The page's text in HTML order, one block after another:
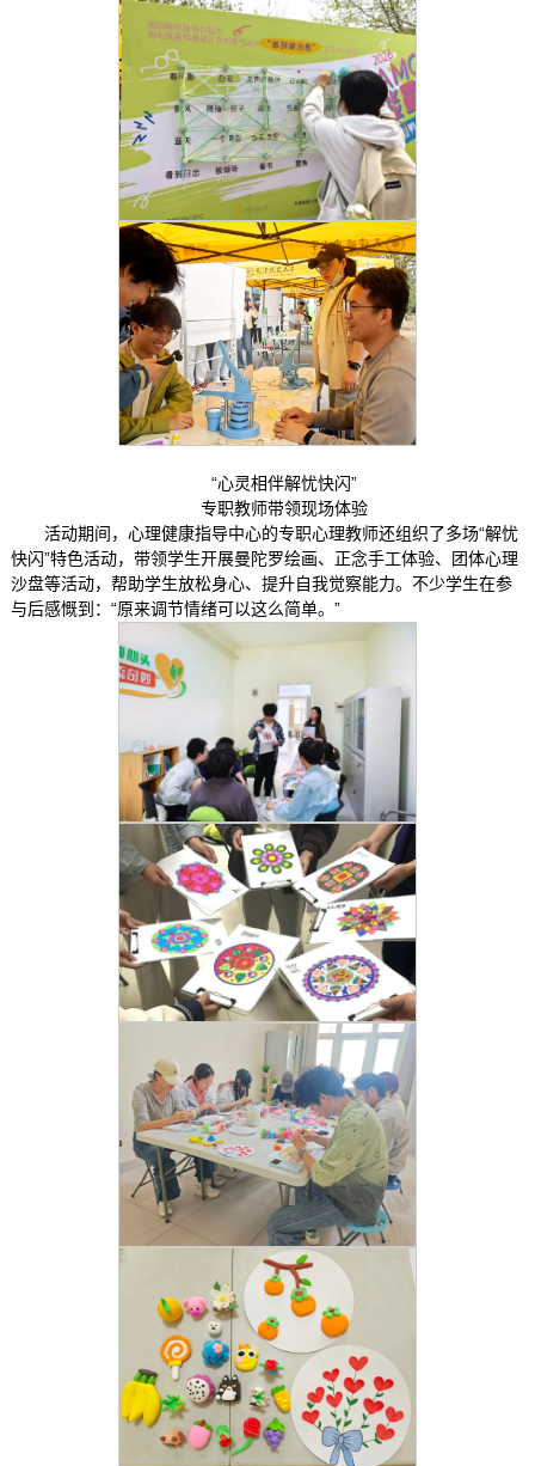
“心灵相伴解忧快闪”
专职教师带领现场体验
活动期间，心理健康指导中心的专职心理教师还组织了多场“解忧
快闪”特色活动，带领学生开展曼陀罗绘画、正念手工体验、团体心理
沙盘等活动，帮助学生放松身心、提升自我觉察能力。不少学生在参
与后感慨到：“原来调节情绪可以这么简单。”